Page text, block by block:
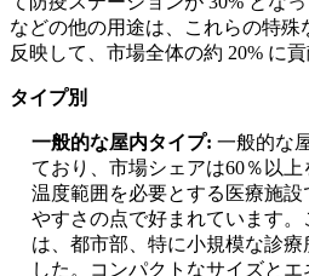
などの他の用途は、これらの特
反映して、市場全体の約 20% に貢
タイプ別
一般的な屋内タイプ: 一般的な
ており、市場シェアは60％以
温度範囲を必要とする医療施
やすさの点で好まれています
は、都市部、特に小規模な診療
した。コンパクトなサイズと